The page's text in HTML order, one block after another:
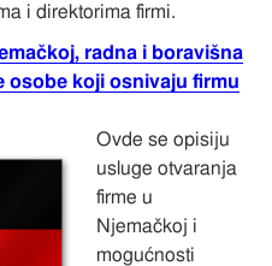
i direktorima firmi.
radna i boravišna
osobe koji osnivaju firmu
Ovde se opisiju
usluge otvaranja
firme u
Njemačkoj i
mogućnosti